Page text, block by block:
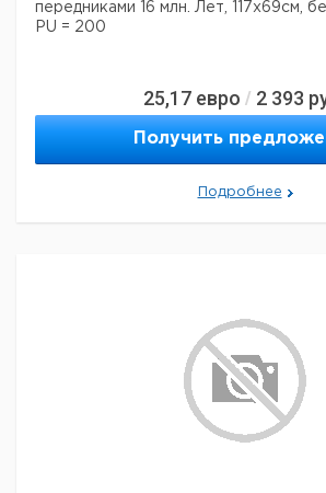
передниками 16 млн. Лет, 117x69см,
PU = 200
25,17 евро / 2 393
Получить
Подробнее